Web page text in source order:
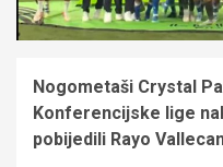
Nogometaši Crystal
Konferencijske lige
pobijedili Rayo